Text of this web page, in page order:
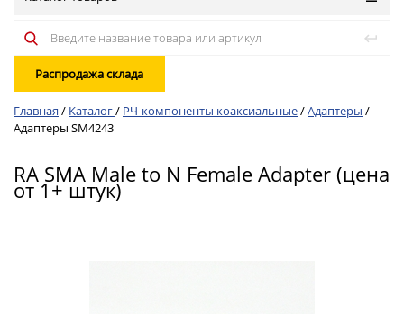
Распродажа склада
Главная / Каталог/ РЧ-компоненты коаксиальные/Адаптеры /
Адаптеры SM4243
RA SMA Male to N Female Adapter (цена
от 1+ штук)